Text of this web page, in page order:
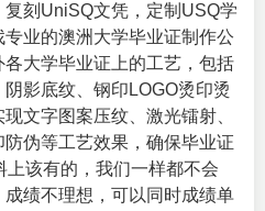
复刻UniSQ文凭，定制USQ学
专业的澳洲大学毕业证制作公
大学毕业证上的工艺，包括
影底纹、钢印LOGO烫印烫
文字图案压纹、激光镭射、
伪等工艺效果，确保毕业证
该有的，我们一样都不会
绩不理想，可以同时成绩单